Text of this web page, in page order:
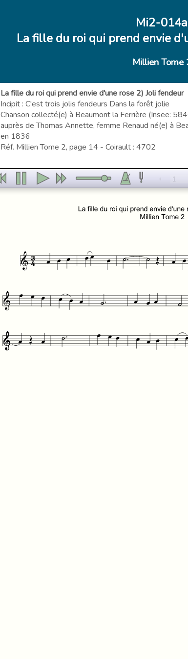
Mi2-014a
La fille du roi qui prend envie
Millien Tome
La fille du roi qui prend envie d'une rose 2) Joli fendeur
Incipit : C'est trois jolis fendeurs Dans la forêt jolie
Chanson collecté(e) à Beaumont la Ferrière (Insee:
auprès de Thomas Annette, femme Renaud né(e) à
en 1836
Réf. Millien Tome 2, page 14 - Coirault : 4702
1